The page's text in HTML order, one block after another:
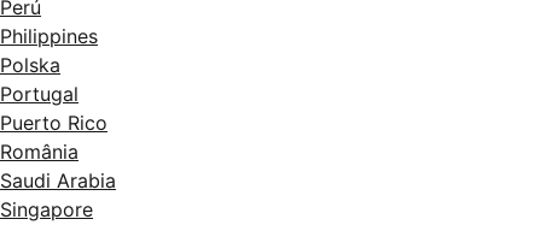
Perú
Philippines
Polska
Portugal
Puerto Rico
România
Saudi Arabia
Singapore